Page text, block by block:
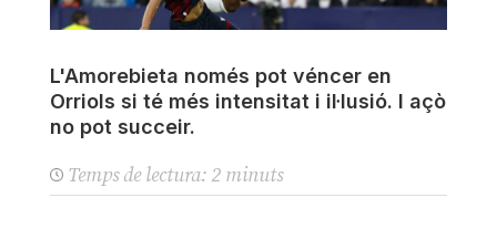
L'Amorebieta només pot véncer en
Orriols si té més intensitat i il·lusió. I açò
no pot succeir.
Temps de lectura: 2 minuts